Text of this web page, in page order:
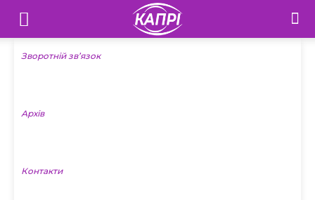
Телебачення
«Капрі»
Новини
Зворотній зв’язок
Архів
Контакти